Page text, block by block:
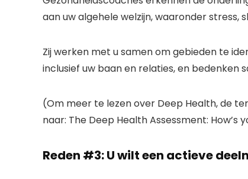
aan uw algehele welzijn, waaronder stress,
Zij werken met u samen om gebieden te
inclusief uw baan en relaties, en bedenken
(Om meer te lezen over Deep Health, de
naar: The Deep Health Assessment: How’s
Reden #3: U wilt een actieve